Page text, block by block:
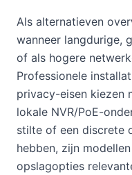
Als alternatieven
wanneer langdurige,
of als hogere
Professionele
privacy-eisen kiezen
lokale NVR/PoE-
stilte of een discrete
hebben, zijn
opslagopties